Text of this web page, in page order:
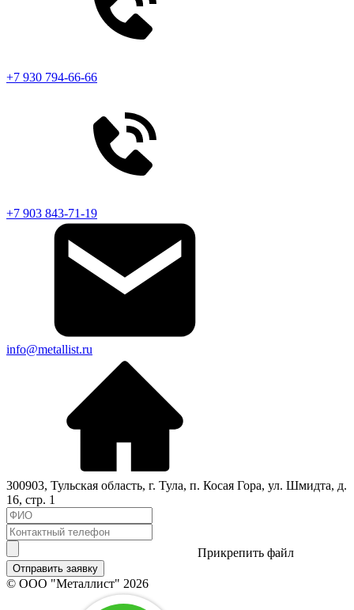
+7 930 794-66-66
+7 903 843-71-19
info@metallist.ru
300903, Тульская область, г. Тула, п. Косая Гора, ул. Шмидта, д.
16, стр. 1
Прикрепить файл
Отправить заявку
© ООО "Металлист" 2026